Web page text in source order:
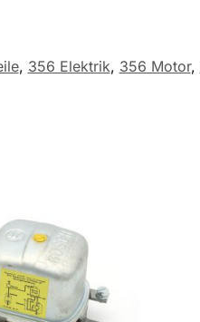
, 356 Elektrik, 356 Motor,